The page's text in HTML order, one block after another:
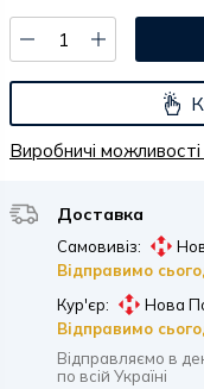
Виробничі
Доставка
Самовивіз:
Відправимо
Кур'єр:
Нова
Відправимо
Відправляємо в
по всій Україні